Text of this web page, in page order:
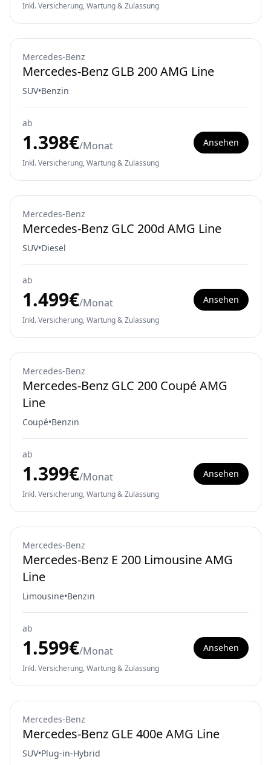
Inkl. Versicherung, Wartung & Zulassung
Mercedes-Benz
Mercedes-Benz GLB 200 AMG Line
SUV•Benzin
ab
1.398€/Monat Ansehen
Inkl. Versicherung, Wartung & Zulassung
Mercedes-Benz
Mercedes-Benz GLC 200d AMG Line
SUV•Diesel
ab
1.499€/Monat Ansehen
Inkl. Versicherung, Wartung & Zulassung
Mercedes-Benz
Mercedes-Benz GLC 200 Coupé AMG
Line
Coupé•Benzin
ab
1.399€/Monat Ansehen
Inkl. Versicherung, Wartung & Zulassung
Mercedes-Benz
Mercedes-Benz E 200 Limousine AMG
Line
Limousine•Benzin
ab
1.599€/Monat Ansehen
Inkl. Versicherung, Wartung & Zulassung
Mercedes-Benz
Mercedes-Benz GLE 400e AMG Line
SUV•Plug-in-Hybrid